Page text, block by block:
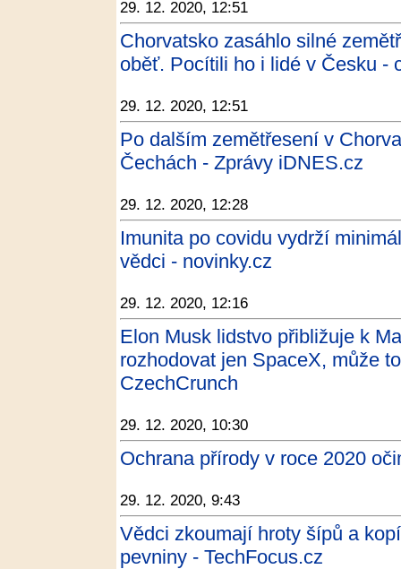
29. 12. 2020, 12:51
Chorvatsko zasáhlo silné
oběť. Pocítili ho i lidé v Česku -
29. 12. 2020, 12:51
Po dalším zemětřesení v
Čechách - Zprávy iDNES.cz
29. 12. 2020, 12:28
Imunita po covidu vydrží
vědci - novinky.cz
29. 12. 2020, 12:16
Elon Musk lidstvo přibližuje k
rozhodovat jen SpaceX, může
CzechCrunch
29. 12. 2020, 10:30
Ochrana přírody v roce 2020
29. 12. 2020, 9:43
Vědci zkoumají hroty šípů a
pevniny - TechFocus.cz